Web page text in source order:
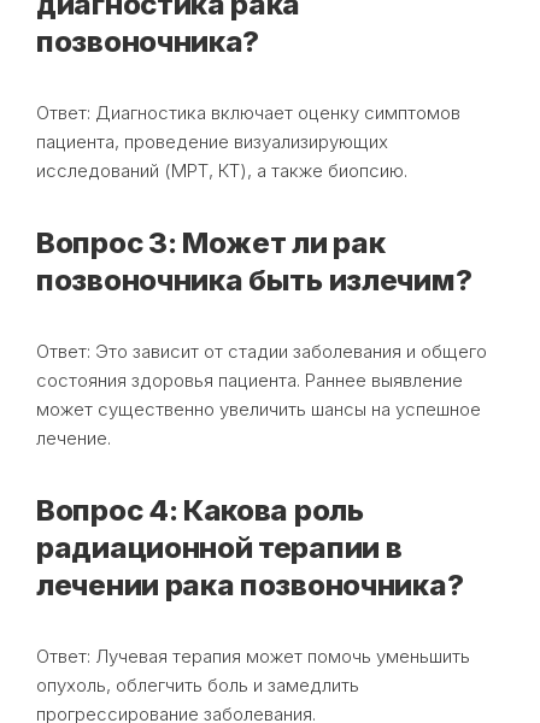
позвоночника?
Ответ: Диагностика включает оценку симптомов
пациента, проведение визуализирующих
исследований (МРТ, КТ), а также биопсию.
Вопрос 3: Может ли рак
позвоночника быть излечим?
Ответ: Это зависит от стадии заболевания и общего
состояния здоровья пациента. Раннее выявление
может существенно увеличить шансы на успешное
лечение.
Вопрос 4: Какова роль
радиационной терапии в
лечении рака позвоночника?
Ответ: Лучевая терапия может помочь уменьшить
опухоль, облегчить боль и замедлить
прогрессирование заболевания.